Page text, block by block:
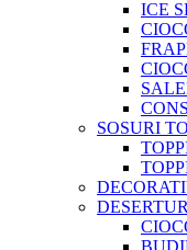
ICE
SOSURI